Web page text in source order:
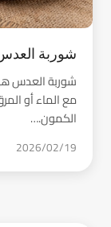
شوربة
شوربة العدس
مع الماء أو
الكمون.…
2026/02/19